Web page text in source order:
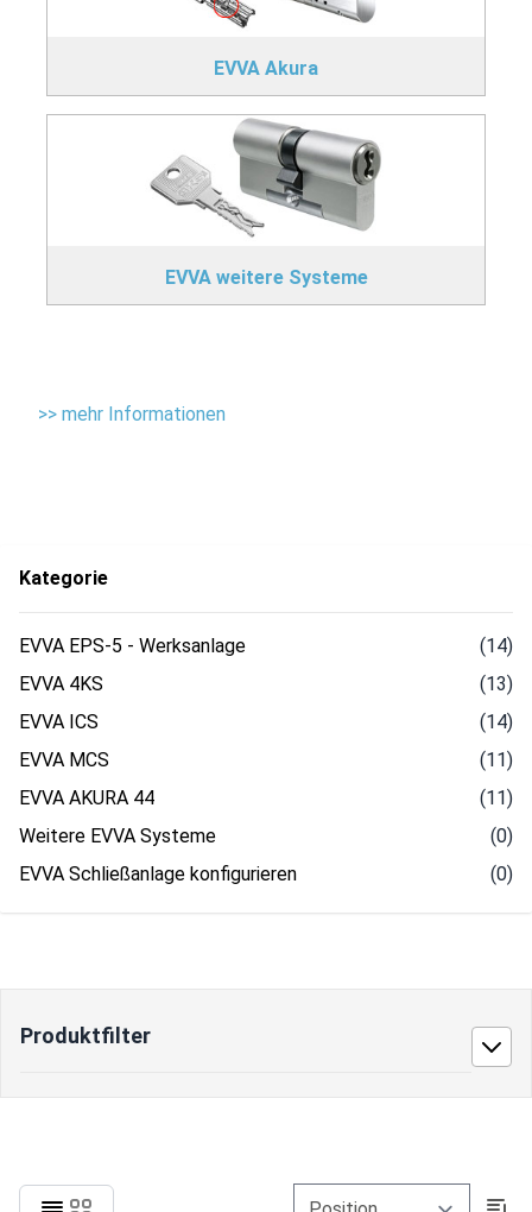
EVVA Akura
EVVA weitere Systeme
>> mehr Informationen
Produktfilter
Kategorie
EVVA EPS-5 - Werksanlage
(14)
EVVA 4KS
(13)
EVVA ICS
(14)
EVVA MCS
(11)
EVVA AKURA 44
(11)
Weitere EVVA Systeme
(0)
EVVA Schließanlage konfigurieren
(0)